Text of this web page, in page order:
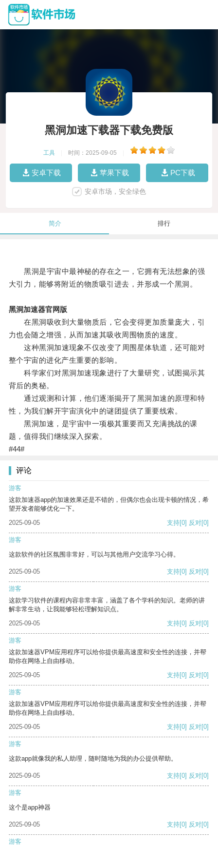
黑洞加速下载器下载免费版
工具 时间：2025-09-05
安卓下载 苹果下载 PC下载
安卓市场，安全绿色
简介 排行
黑洞是宇宙中最神秘的存在之一，它拥有无法想象的强
大引力，能够将附近的物质吸引进去，并形成一个黑洞。
黑洞加速器官网版
在黑洞吸收到大量物质后，它会变得更加质量庞大，引
力也会随之增强，从而加速其吸收周围物质的速度。
这种黑洞加速现象不仅改变了周围星体轨道，还可能对
整个宇宙的进化产生重要的影响。
科学家们对黑洞加速现象进行了大量研究，试图揭示其
背后的奥秘。
通过观测和计算，他们逐渐揭开了黑洞加速的原理和特
性，为我们解开宇宙演化中的谜团提供了重要线索。
黑洞加速，是宇宙中一项极其重要而又充满挑战的课
题，值得我们继续深入探索。
#44#
评论
游客
这款加速器app的加速效果还是不错的，但偶尔也会出现卡顿的情况，希
望开发者能够优化一下。
2025-09-05
支持[0] 反对[0]
游客
这款软件的社区氛围非常好，可以与其他用户交流学习心得。
2025-09-05 支持[0] 反对[0]
游客
这款学习软件的课程内容非常丰富，涵盖了各个学科的知识。老师的讲
解非常生动，让我能够轻松理解知识点。
2025-09-05
支持[0] 反对[0]
游客
这款加速器VPM应用程序可以给你提供最高速度和安全性的连接，并帮
助你在网络上自由移动。
2025-09-05
支持[0] 反对[0]
游客
这款加速器VPM应用程序可以给你提供最高速度和安全性的连接，并帮
助你在网络上自由移动。
2025-09-05
支持[0] 反对[0]
游客
这款app就像我的私人助理，随时随地为我的办公提供帮助。
2025-09-05 支持[0] 反对[0]
游客
这个是app神器
2025-09-05 支持[0] 反对[0]
游客